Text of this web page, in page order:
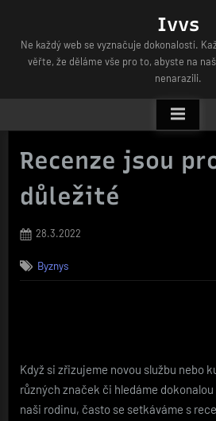
content
Ivvs
Ne každý web se vyznačuje dokonalostí.
věřte, že děláme vše pro to, abyste na
nenarazili.
Recenze jsou
důležité
Posted
28.3.2022
Byznys
Když si zřizujeme novou službu nebo
různých značek či hledáme
naši rodinu, často se setkáváme s